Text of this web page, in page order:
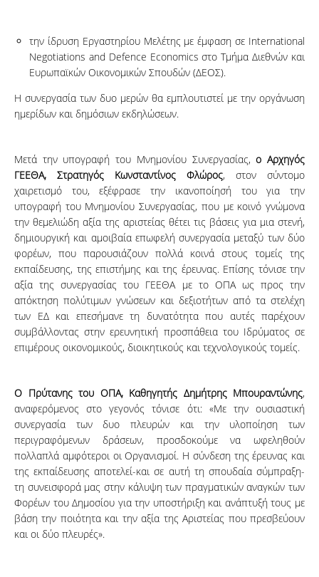
την ίδρυση Εργαστηρίου Μελέτης με έμφαση σε International
Negotiations and Defence Economics στο Τμήμα Διεθνών και
Ευρωπαϊκών Οικονομικών Σπουδών (ΔΕΟΣ).
Η συνεργασία των δυο μερών θα εμπλουτιστεί με την οργάνωση
ημερίδων και δημόσιων εκδηλώσεων.
Μετά την υπογραφή του Μνημονίου Συνεργασίας,ο Αρχηγός
ΓΕΕΘΑ, Στρατηγός Κωνσταντίνος Φλώρος, στον σύντομο
χαιρετισμό του, εξέφρασε την ικανοποίησή του για την
υπογραφή του Μνημονίου Συνεργασίας, που με κοινό γνώμονα
την θεμελιώδη αξία της αριστείας θέτει τις βάσεις για μια στενή,
δημιουργική και αμοιβαία επωφελή συνεργασία μεταξύ των δύο
φορέων, που παρουσιάζουν πολλά κοινά στους τομείς της
εκπαίδευσης, της επιστήμης και της έρευνας. Επίσης τόνισε την
αξία της συνεργασίας του ΓΕΕΘΑ με το ΟΠΑ ως προς την
απόκτηση πολύτιμων γνώσεων και δεξιοτήτων από τα στελέχη
των ΕΔ και επεσήμανε τη δυνατότητα που αυτές παρέχουν
συμβάλλοντας στην ερευνητική προσπάθεια του Ιδρύματος σε
επιμέρους οικονομικούς, διοικητικούς και τεχνολογικούς τομείς.
Ο Πρύτανης του ΟΠΑ, Καθηγητής Δημήτρης Μπουραντώνης,
αναφερόμενος στο γεγονός τόνισε ότι: «Με την ουσιαστική
συνεργασία των δυο πλευρών και την υλοποίηση των
περιγραφόμενων δράσεων, προσδοκούμε να ωφεληθούν
πολλαπλά αμφότεροι οι Οργανισμοί. Η σύνδεση της έρευνας και
της εκπαίδευσης αποτελεί-και σε αυτή τη σπουδαία σύμπραξη-
τη συνεισφορά μας στην κάλυψη των πραγματικών αναγκών των
Φορέων του Δημοσίου για την υποστήριξη και ανάπτυξή τους με
βάση την ποιότητα και την αξία της Αριστείας που πρεσβεύουν
και οι δύο πλευρές».